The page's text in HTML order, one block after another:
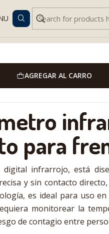
Digital Infrarrojo
AGREGAR AL CARRO
para
digital infrarrojo, está
y sin contacto
es ideal para uso
monitorear la
de contagio entre